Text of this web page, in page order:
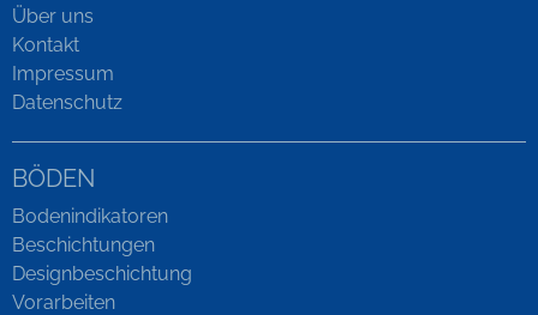
Über uns
Kontakt
Impressum
Datenschutz
BÖDEN
Bodenindikatoren
Beschichtungen
Designbeschichtung
Vorarbeiten